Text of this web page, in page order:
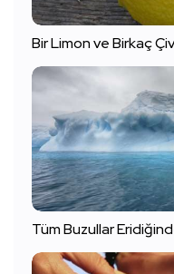
Bir Limon ve Birkaç
Tüm Buzullar